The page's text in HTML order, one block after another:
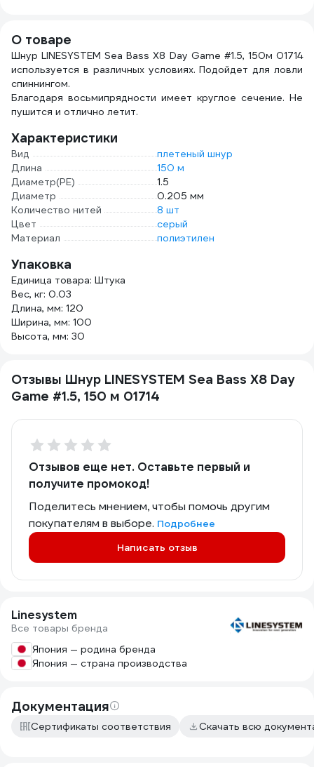
О товаре
Шнур LINESYSTEM Sea Bass X8 Day Game #1.5, 150м 01714
используется в различных условиях. Подойдет для ловли
спиннингом.
Благодаря восьмипрядности имеет круглое сечение. Не
пушится и отлично летит.
Характеристики
Вид
плетеный шнур
Длина
150 м
Диаметр(PE)
1.5
Диаметр
0.205 мм
Количество нитей
8 шт
Цвет
серый
Материал
полиэтилен
Упаковка
Единица товара: Штука
Вес, кг: 0.03
Длина, мм: 120
Ширина, мм: 100
Высота, мм: 30
Отзывы Шнур LINESYSTEM Sea Bass X8 Day
Game #1.5, 150 м 01714
Отзывов еще нет. Оставьте первый и
получите промокод!
Поделитесь мнением, чтобы помочь другим
покупателям в выборе. Подробнее
Написать отзыв
Linesystem
Все товары бренда
Япония — родина бренда
Япония — страна производства
Документация
Сертификаты соответствия Скачать всю